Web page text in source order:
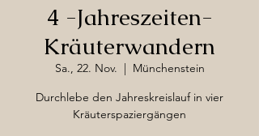
4 -Jahreszeiten-
Kräuterwandern
Sa., 22. Nov.
  |
Münchenstein
Durchlebe den Jahreskreislauf in vier
Kräuterspaziergängen